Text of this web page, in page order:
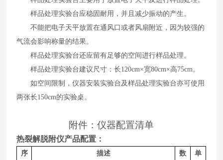
样品处理实验台应稳固耐用，并且减少振动的产生。
不能把电子天平放置在通风口或者风扇附近，因为较强的
气流会影响称量的结果。
样品处理实验台还应留有足够的空间进行样品处理。
样品处理实验台建议尺寸：长120cm×宽80cm×高75cm 。
如空间限制，仪器安装实验台及样品处理实验台亦可使用
两张长150cm的实验桌。
附件：仪器配置清单
热裂解脱附仪产品配置：
序
描述
数
单